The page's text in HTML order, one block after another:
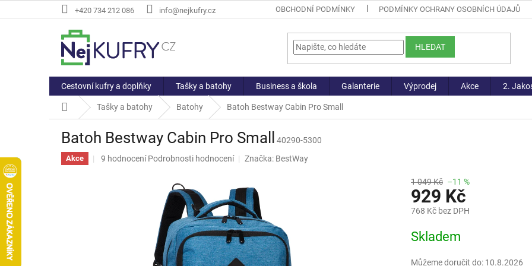
na
+420 734 212 086 info@nejkufry.cz OBCHODNÍ PODMÍNKY PODMÍNKY OCHRANY OSOBNÍCH ÚDAJŮ
HLEDAT
Cestovní kufry a doplňky Tašky a batohy Business a škola Galanterie Výprodej Akce 2.
Domů Tašky a batohy Batohy Batoh Bestway Cabin Pro Small
Batoh Bestway Cabin Pro Small 40290-5300
Akce
Průměrné
9 hodnocení Podrobnosti hodnocení Značka: BestWay
1 049 Kč –11 %
929 Kč
768 Kč bez DPH
cena:
Skladem
Můžeme doručit do: 10.8.2026